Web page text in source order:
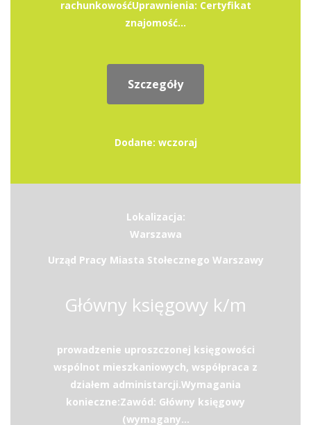
rachunkowośćUprawnienia: Certyfikat
znajomość...
Szczegóły
Dodane: wczoraj
Lokalizacja:
Warszawa
Urząd Pracy Miasta Stołecznego Warszawy
Główny księgowy k/m
prowadzenie uproszczonej księgowości
wspólnot mieszkaniowych, współpraca z
działem administarcji.Wymagania
konieczne:Zawód: Główny księgowy
(wymagany...